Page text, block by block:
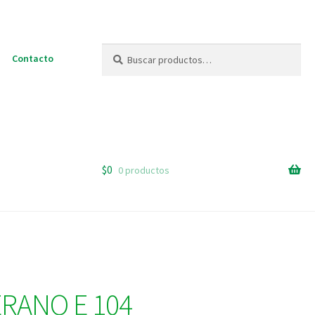
Contacto
por:
$0 0 productos
E 104